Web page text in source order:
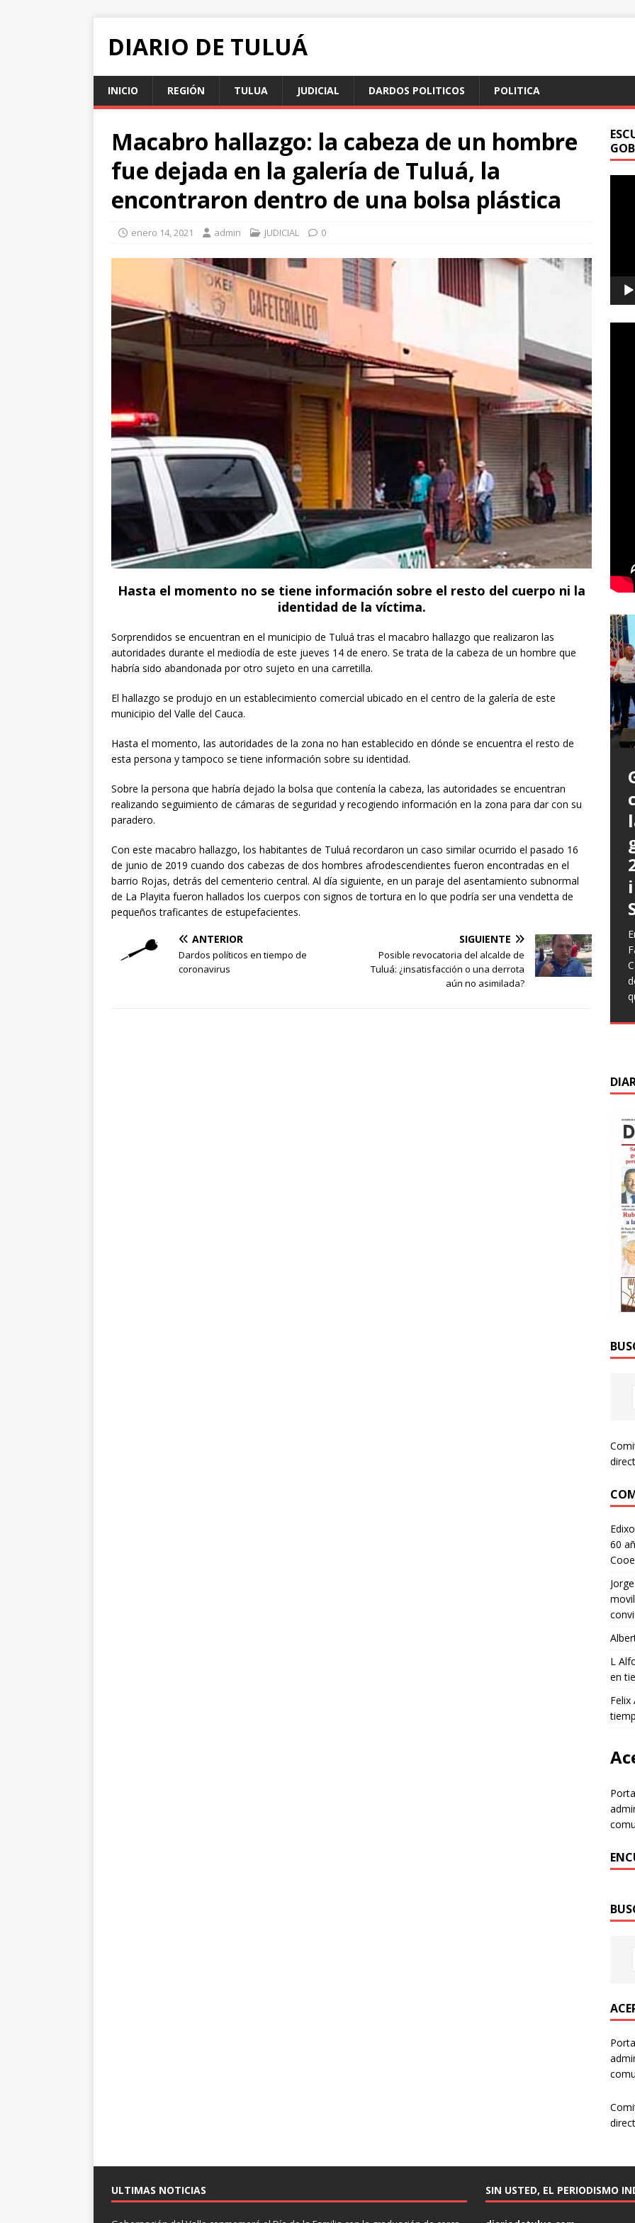
DIARIO DE TULUÁ
INICIO REGIÓN TULUA JUDICIAL DARDOS POLITICOS POLITICA
Macabro hallazgo: la cabeza de un hombre
fue dejada en la galería de Tuluá, la
encontraron dentro de una bolsa plástica
enero 14, 2021 admin JUDICIAL 0
Hasta el momento no se tiene información sobre el resto del cuerpo ni la
identidad de la víctima.
Sorprendidos se encuentran en el municipio de Tuluá tras el macabro hallazgo que realizaron las
autoridades durante el mediodía de este jueves 14 de enero. Se trata de la cabeza de un hombre que
habría sido abandonada por otro sujeto en una carretilla.
El hallazgo se produjo en un establecimiento comercial ubicado en el centro de la galería de este
municipio del Valle del Cauca.
Hasta el momento, las autoridades de la zona no han establecido en dónde se encuentra el resto de
esta persona y tampoco se tiene información sobre su identidad.
Sobre la persona que habría dejado la bolsa que contenía la cabeza, las autoridades se encuentran
realizando seguimiento de cámaras de seguridad y recogiendo información en la zona para dar con su
paradero.
Con este macabro hallazgo, los habitantes de Tuluá recordaron un caso similar ocurrido el pasado 16
de junio de 2019 cuando dos cabezas de dos hombres afrodescendientes fueron encontradas en el
barrio Rojas, detrás del cementerio central. Al día siguiente, en un paraje del asentamiento subnormal
de La Playita fueron hallados los cuerpos con signos de tortura en lo que podría ser una vendetta de
pequeños traficantes de estupefacientes.
ANTERIOR
Dardos políticos en tiempo de
coronavirus
SIGUIENTE
Posible revocatoria del alcalde de
Tuluá: ¿insatisfacción o una derrota
aún no asimilada?
60
L
en
Felix
ULTIMAS NOTICIAS SIN USTED, EL PERIODISMO